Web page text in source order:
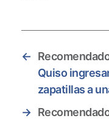
←
Quiso
zapatillas a
→